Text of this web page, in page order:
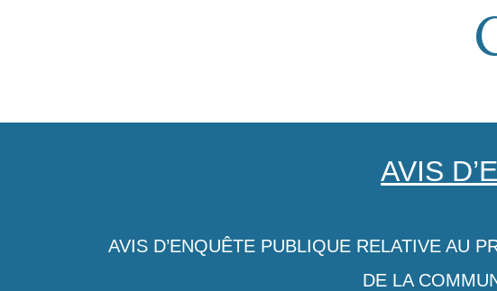
AVIS
AVIS D’ENQUÊTE PUBLIQUE RELATIVE AU
DE LA